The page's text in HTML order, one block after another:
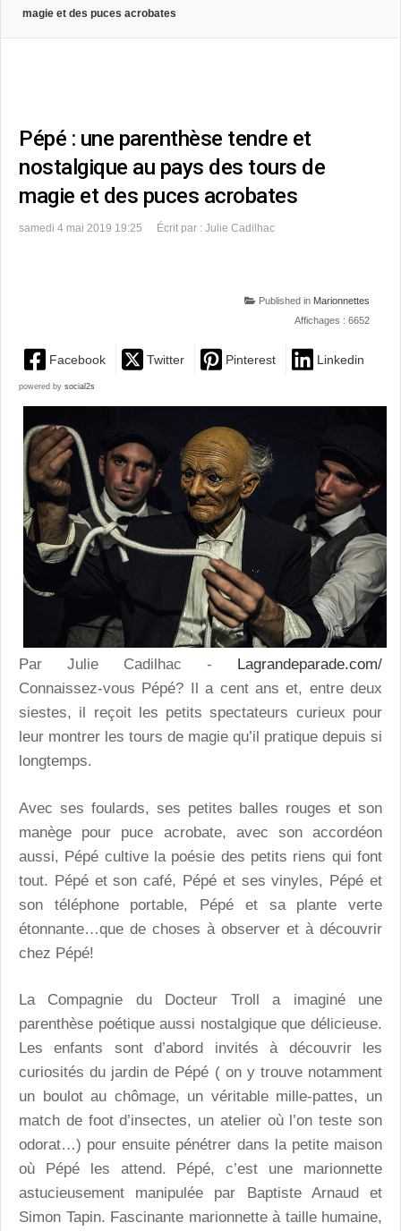
magie et des puces acrobates
Pépé : une parenthèse tendre et
nostalgique au pays des tours de
magie et des puces acrobates
samedi 4 mai 2019 19:25 Écrit par : Julie Cadilhac
Published in Marionnettes
Affichages : 6652
Facebook Twitter Pinterest Linkedin
powered by social2s
Par Julie Cadilhac -
Lagrandeparade.com/
Connaissez-vous Pépé? Il a cent ans et, entre deux
siestes, il reçoit les petits spectateurs curieux pour
leur montrer les tours de magie qu’il pratique depuis si
longtemps.
Avec ses foulards, ses petites balles rouges et son
manège pour puce acrobate, avec son accordéon
aussi, Pépé cultive la poésie des petits riens qui font
tout. Pépé et son café, Pépé et ses vinyles, Pépé et
son téléphone portable, Pépé et sa plante verte
étonnante…que de choses à observer et à découvrir
chez Pépé!
La Compagnie du Docteur Troll a imaginé une
parenthèse poétique aussi nostalgique que délicieuse.
Les enfants sont d’abord invités à découvrir les
curiosités du jardin de Pépé ( on y trouve notamment
un boulot au chômage, un véritable mille-pattes, un
match de foot d’insectes, un atelier où l’on teste son
odorat…) pour ensuite pénétrer dans la petite maison
où Pépé les attend. Pépé, c’est une marionnette
astucieusement manipulée par Baptiste Arnaud et
Simon Tapin. Fascinante marionnette à taille humaine,